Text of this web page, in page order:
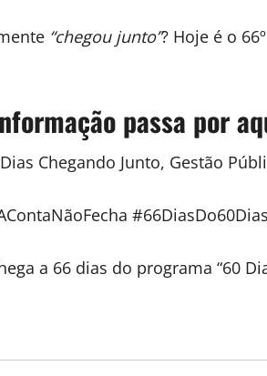
“chegou junto”? Hoje é o
passa por
Chegando Junto, Gestão
a 66 dias do programa “60